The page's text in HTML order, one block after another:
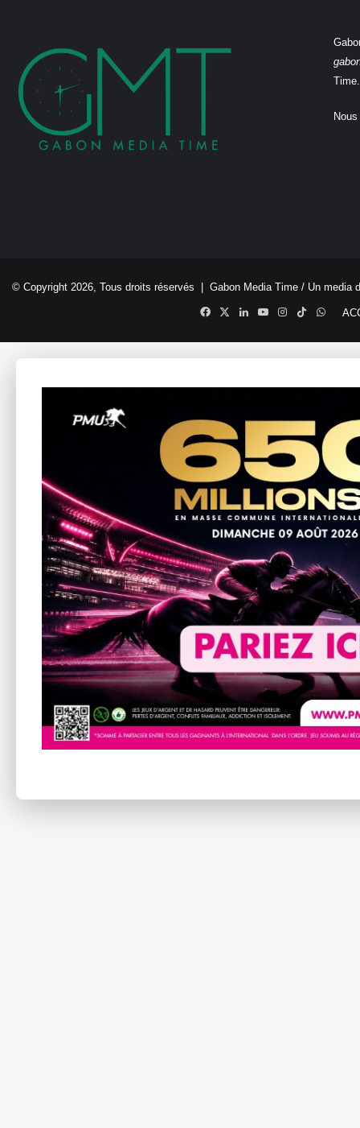
Time.
© Copyright 2026, Tous droits réservés | Gabon Media Time / Un media
Facebook
X LinkedinYouTubeInstagram
TikTok